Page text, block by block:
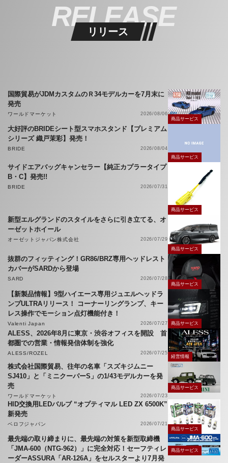
RELEASE
リリース
国際貿易がJDMカスタムのＲ34モデルカーを7月末に
発売
ワールドマーケット
2026/08/06
商品サービス
大好評のBRIDEシート型スマホスタンド【プレミアム
シリーズ 織戸茉彩】発売！
BRIDE
2026/08/04
商品サービス
サイドエアバッグキャンセラー【純正カプラータイプ
B・C】発売!!
BRIDE 2026/07/31
商品サービス
新型エルグランドのスタイルをさらに引き立てる、オ
ーゼットホイール
オーゼットジャパン株式会社
2026/07/29
商品サービス
抜群のフィッティング！GR86/BRZ専用ヘッドレスト
カバーがSARDから登場
SARD
2026/07/28
商品サービス
【新製品情報】9型ハイエース専用ジュエルヘッドラ
ンプULTRAリリース！ コーナーリングランプ、キー
レス操作でモーション点灯機能付き！
Valenti Japan 2026/07/27 商品サービス
ALESS、2026年8月に東京・渋谷オフィスを開設 首
都圏での営業・情報発信体制を強化
ALESS/ROZEL 2026/07/25
経営情報
株式会社国際貿易、往年の名車「スズキジムニー
SJ410」と「ミニクーパーS」の1/43モデルカーを発
売
ワールドマーケット 2026/07/23
商品サービス
HID交換用LEDバルブ “オプティマル LED ZX 6500K”
新発売
ベロフジャパン
2026/07/21
商品サービス
最先端の取り締まりに、最先端の対策を新型取締機
「JMA-600（NTG-962）」に完全対応！セーフティレ
ーダーASSURA「AR-126A」をセルスターより7月発
商品サービス